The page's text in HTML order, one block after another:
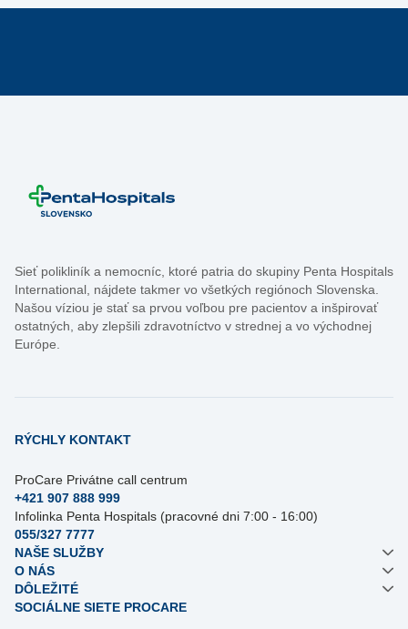
Sieť polikliník a nemocníc, ktoré patria do skupiny Penta Hospitals
International, nájdete takmer vo všetkých regiónoch Slovenska.
Našou víziou je stať sa prvou voľbou pre pacientov a inšpirovať
ostatných, aby zlepšili zdravotníctvo v strednej a vo východnej
Európe.
RÝCHLY KONTAKT
ProCare Privátne call centrum
+421 907 888 999
Infolinka Penta Hospitals (pracovné dni 7:00 - 16:00)
055/327 7777
NAŠE SLUŽBY
O NÁS
DÔLEŽITÉ
SOCIÁLNE SIETE PROCARE